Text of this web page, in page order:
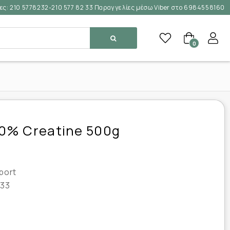
210 5778232-210 577 82 33 Παραγγελίες μέσω Viber στο 6984558160
0
Creatine 500g